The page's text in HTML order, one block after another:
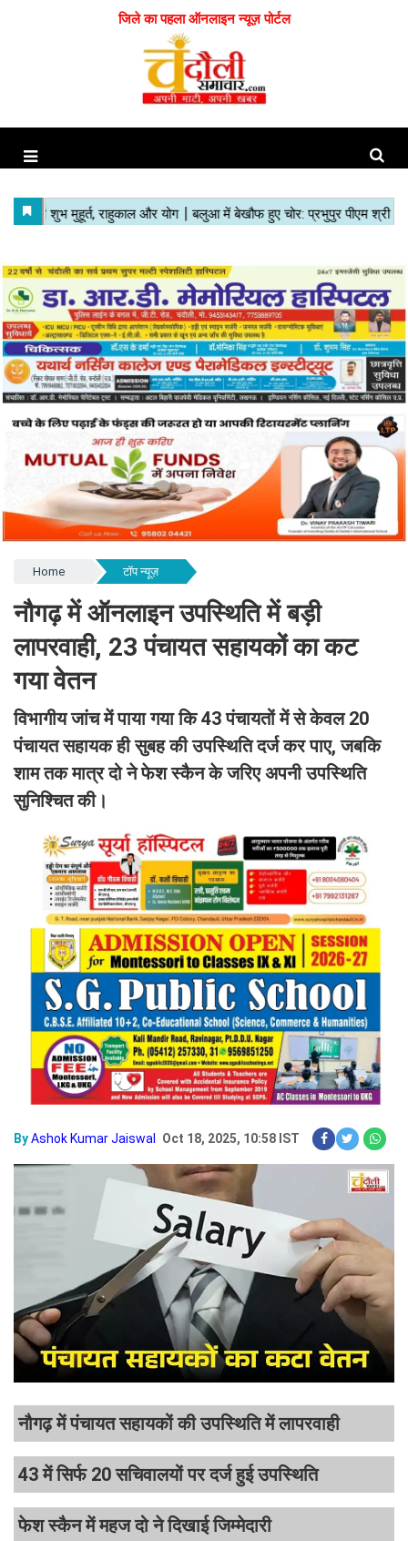
जिले का पहला ऑनलाइन न्यूज़ पोर्टल
Home टॉप न्यूज़
नौगढ़ में ऑनलाइन उपस्थिति में बड़ी
लापरवाही, 23 पंचायत सहायकों का कट
गया वेतन
विभागीय जांच में पाया गया कि 43 पंचायतों में से केवल 20
पंचायत सहायक ही सुबह की उपस्थिति दर्ज कर पाए, जबकि
शाम तक मात्र दो ने फेश स्कैन के जरिए अपनी उपस्थिति
सुनिश्चित की।
ByAshok Kumar Jaiswal Oct 18, 2025, 10:58 IST
नौगढ़ में पंचायत सहायकों की उपस्थिति में लापरवाही
43 में सिर्फ 20 सचिवालयों पर दर्ज हुई उपस्थिति
फेश स्कैन में महज दो ने दिखाई जिम्मेदारी